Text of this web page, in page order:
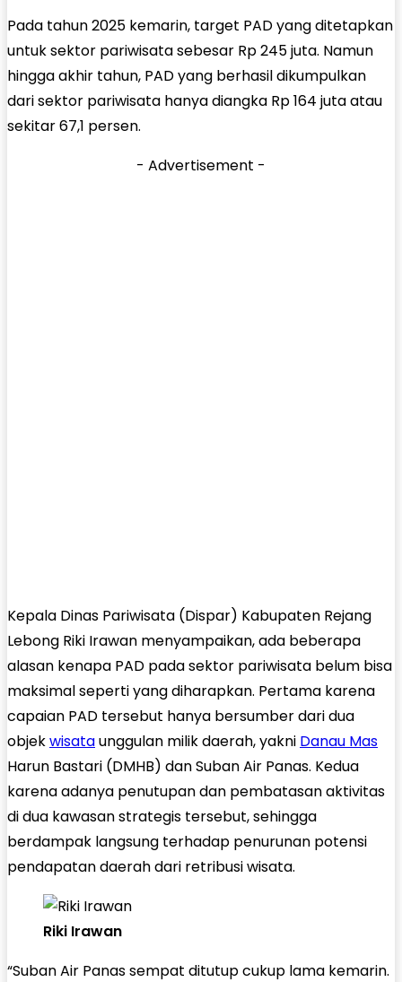
Pada tahun 2025 kemarin, target PAD yang ditetapkan
untuk sektor pariwisata sebesar Rp 245 juta. Namun
hingga akhir tahun, PAD yang berhasil dikumpulkan
dari sektor pariwisata hanya diangka Rp 164 juta atau
sekitar 67,1 persen.
- Advertisement -
Kepala Dinas Pariwisata (Dispar) Kabupaten Rejang
Lebong Riki Irawan menyampaikan, ada beberapa
alasan kenapa PAD pada sektor pariwisata belum bisa
maksimal seperti yang diharapkan. Pertama karena
capaian PAD tersebut hanya bersumber dari dua
objekwisataunggulan milik daerah, yakni Danau Mas
Harun Bastari (DMHB) dan Suban Air Panas. Kedua
karena adanya penutupan dan pembatasan aktivitas
di dua kawasan strategis tersebut, sehingga
berdampak langsung terhadap penurunan potensi
pendapatan daerah dari retribusi wisata.
Riki Irawan
“Suban Air Panas sempat ditutup cukup lama kemarin.